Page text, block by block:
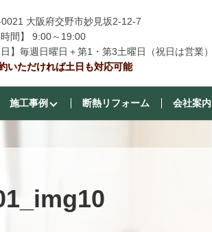
大阪府交野市妙見坂2-12-7
時間】 9:00～19:00
日】毎週日曜日＋第1・第3土曜日（祝日は営業）
いただければ土日も対応可能
施工事例 断熱リフォーム 会社案内